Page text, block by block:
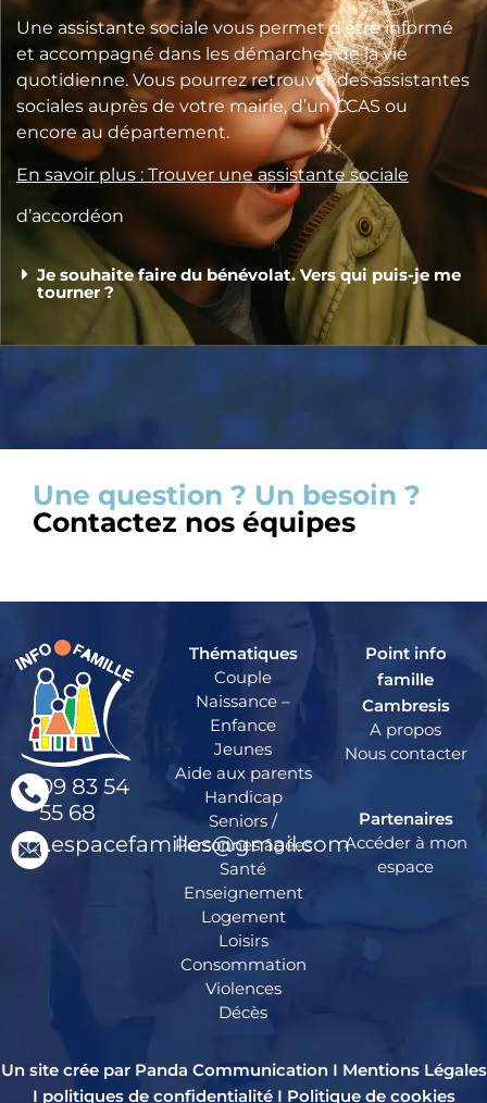
Une assistante sociale vous permet d’être informé
et accompagné dans les démarches de la vie
quotidienne. Vous pourrez retrouver des assistantes
sociales auprès de votre mairie, d’un CCAS ou
encore au département.
En savoir plus : Trouver une assistante sociale
d’accordéon
Je souhaite faire du bénévolat. Vers qui puis-je me
tourner ?
Une question ? Un besoin ?
Contactez nos équipes
09 83 54
55 68
cr.espacefamilles@gmail.com
Thématiques
Couple
Naissance –
Enfance
Jeunes
Aide aux parents
Handicap
Seniors /
Personnes âgées
Santé
Enseignement
Logement
Loisirs
Consommation
Violences
Décès
Point info
famille
Cambresis
A propos
Nous contacter
Partenaires
Accéder à mon
espace
Un site crée par Panda Communication I Mentions Légales
I politiques de confidentialitéI Politique de cookies